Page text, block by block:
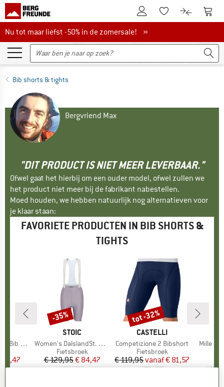
De klantenaccount
Naar deNaar de
Nu tot maar liefst -50% in de zomersale!
Nu tot maar liefst -50% in de zomersale! »
Bib shorts & tights
Bergvriend Max
"DIT PRODUCT IS NIET MEER LEVERBAAR."
Ofwel gaat het hierbij om een ouder model, ofwel zullen we
het product niet meer bij de fabrikant nabestellen.
Moed houden, we hebben natuurlijk nog alternatieven voor
je klaar staan:
FAVORIETE PRODUCTEN IN BIB SHORTS &
TIGHTS
II
prijs
MERK
STOIC
Artikel
Women's DalslandSt. Gravel Bib Shorts II
Productgroep
Fietsbroek
Prijs
€ 129,95Verlaagde prijs
€ 84,47
Korting
-35%
MERK
CASTELLI
Artikel
Competizione 2 Bibshort
Productgroep
Fietsbroek
Prijs
€ 119,95 Verlaagde prijs
vanaf€ 81,57
Korting
tot -32%
Artikel
Mille